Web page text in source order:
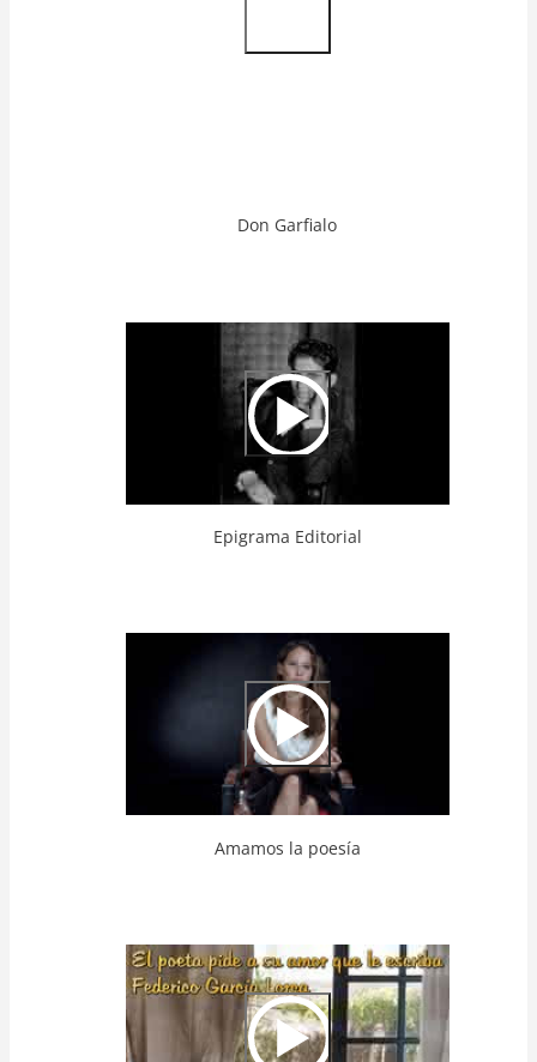
Url
Don Garfialo
Video
Url
Epigrama Editorial
Video
Url
Amamos la poesía
Video
Url